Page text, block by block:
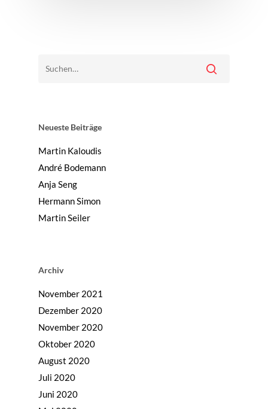
Neueste Beiträge
Martin Kaloudis
André Bodemann
Anja Seng
Hermann Simon
Martin Seiler
Archiv
November 2021
Dezember 2020
November 2020
Oktober 2020
August 2020
Juli 2020
Juni 2020